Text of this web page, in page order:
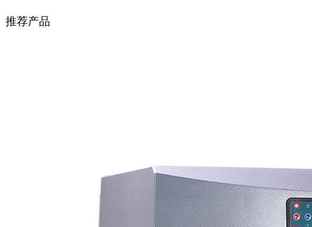
推荐产品